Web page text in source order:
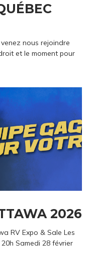
nous rejoindre
et le moment pour
2026
RV Expo & Sale Les
Samedi 28 février